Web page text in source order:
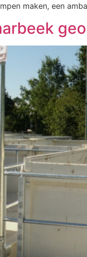
maken, een